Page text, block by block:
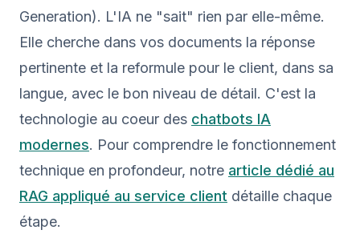
Generation). L'IA ne "sait" rien par elle-même.
Elle cherche dans vos documents la réponse
pertinente et la reformule pour le client, dans sa
langue, avec le bon niveau de détail. C'est la
technologie au coeur des chatbots IA
modernes. Pour comprendre le fonctionnement
technique en profondeur, notre article dédié au
RAG appliqué au service client détaille chaque
étape.